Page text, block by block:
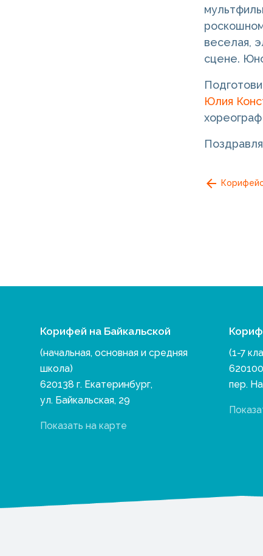
веселая,
сцене.
Юлия
Корифей на Байкальской
(начальная, основная и средняя
школа)
620138 г. Екатеринбург,
ул. Байкальская, 29
Показать на карте
(1-7
пер.